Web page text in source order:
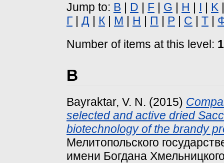
Jump to: B D F G H I K
Г
Д К М Н П Р С Т
Number of items at this level:
B
Bayraktar, V. N. (2015)
selected and active dried
biotechnology of the brandy
Мелитопольского
имени Богдана